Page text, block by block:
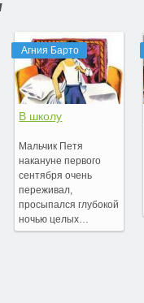
Агния Барто
В школу
Мальчик Петя
накануне первого
сентября очень
переживал,
просыпался глубокой
ночью целых…